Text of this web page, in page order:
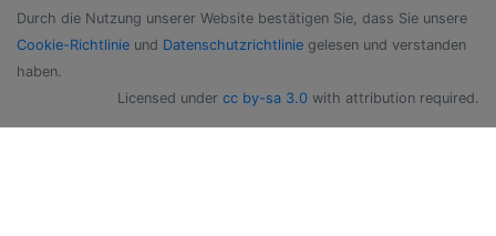
Durch die Nutzung unserer Website bestätigen Sie, dass Sie unsere
Cookie-Richtlinie und Datenschutzrichtlinie gelesen und verstanden
haben.
Licensed under cc by-sa 3.0 with attribution required.